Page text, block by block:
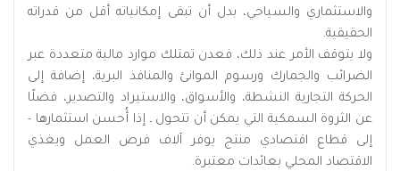
والاستثماري والسياحي، بدل أن تبقى إمكانياته أقل من قدراته
الحقيقية.
ولا يتوقف الأمر عند ذلك، فعدن تمتلك موارد مالية متعددة عبر
الضرائب والجمارك ورسوم الموانئ والمنافذ البرية، إضافة إلى
الحركة التجارية النشطة، والأسواق، والاستيراد والتصدير، فضلًا
عن الثروة السمكية التي يمكن أن تتحول ـ إذا أُحسن استثمارها -
إلى قطاع اقتصادي منتج يوفر آلاف فرص العمل ويغذي
الاقتصاد المحلي بعائدات معتبرة.